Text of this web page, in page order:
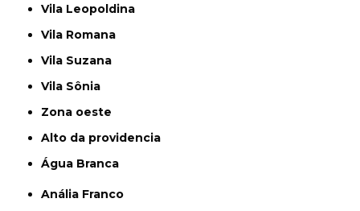
Vila Leopoldina
Vila Romana
Vila Suzana
Vila Sônia
Zona oeste
alto da providencia
Água Branca
Anália Franco